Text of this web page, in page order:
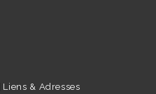
Liens & Adresses